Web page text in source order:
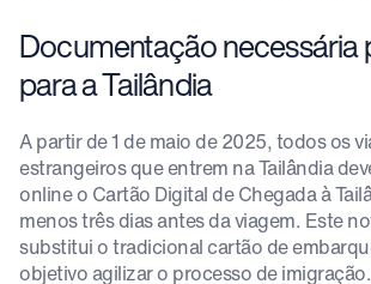
Documentação necessária
para a Tailândia
A partir de 1 de maio de 2025, todos os
estrangeiros que entrem na Tailândia
online o Cartão Digital de Chegada à
menos três dias antes da viagem. Este
substitui o tradicional cartão de
objetivo agilizar o processo de